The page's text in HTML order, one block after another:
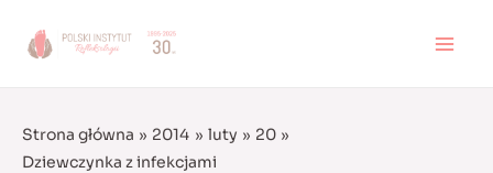
Strona główna 2014 luty
20
Dziewczynka z infekcjami